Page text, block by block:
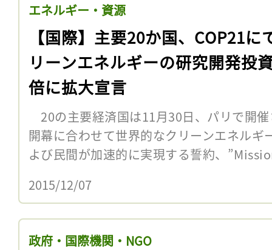
エネルギー・資源
【国際】主要20か国、COP21に
リーンエネルギーの研究開発投
倍に拡大宣言
20の主要経済国は11月30日、パリで開
開幕に合わせて世界的なクリーンエネル
よび民間が加速的に実現する誓約、
2015/12/07
政府・国際機関・NGO